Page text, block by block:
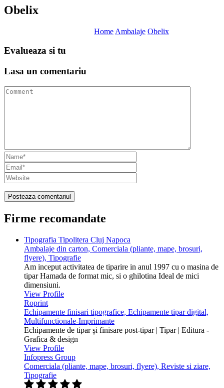
Obelix
Home Ambalaje Obelix
Evalueaza si tu
Lasa un comentariu
Firme recomandate
Tipografia Tipolitera Cluj Napoca
Ambalaje din carton, Comerciala (pliante, mape, brosuri,
flyere), Tipografie
Am inceput activitatea de tiparire in anul 1997 cu o masina de
tipar Hamada de format mic, si o ghilotina Ideal de mici
dimensiuni.
View Profile
Roprint
Echipamente finisari tipografice, Echipamente tipar digital,
Multifunctionale-Imprimante
Echipamente de tipar și finisare post-tipar | Tipar | Editura -
Grafica & design
View Profile
Infopress Group
Comerciala (pliante, mape, brosuri, flyere), Reviste si ziare,
Tipografie